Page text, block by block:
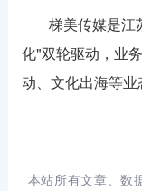
梯美传媒是江
化"双轮驱动，业
动、文化出海等业
本站所有文章、数